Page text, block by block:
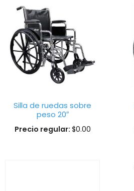
Silla de ruedas sobre
peso 20″
Precio regular: $0.00